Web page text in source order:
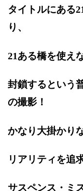
タイトルにある
り、
21ある橋を使え
封鎖するという
の撮影！
かなり大掛かり
リアリティを追
サスペンス・ミ